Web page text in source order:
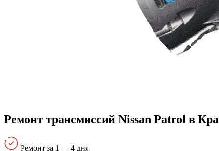
Ремонт трансмиссий Nissan Patrol в
Ремонт за 1 — 4 дня